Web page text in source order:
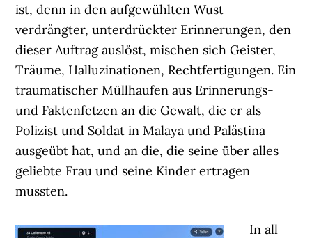
ist, denn in den aufgewühlten Wust
verdrängter, unterdrückter Erinnerungen, den
dieser Auftrag auslöst, mischen sich Geister,
Träume, Halluzinationen, Rechtfertigungen. Ein
traumatischer Müllhaufen aus Erinnerungs-
und Faktenfetzen an die Gewalt, die er als
Polizist und Soldat in Malaya und Palästina
ausgeübt hat, und an die, die seine über alles
geliebte Frau und seine Kinder ertragen
mussten.
In all